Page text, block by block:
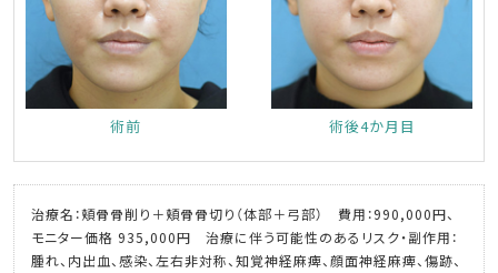
術前 術後4か月目
治療名：頬骨骨削り＋頬骨骨切り（体部＋弓部） 費用：990,000円、
モニター価格 935,000円 治療に伴う可能性のあるリスク・副作用：
腫れ、内出血、感染、左右非対称、知覚神経麻痺、顔面神経麻痺、傷跡、